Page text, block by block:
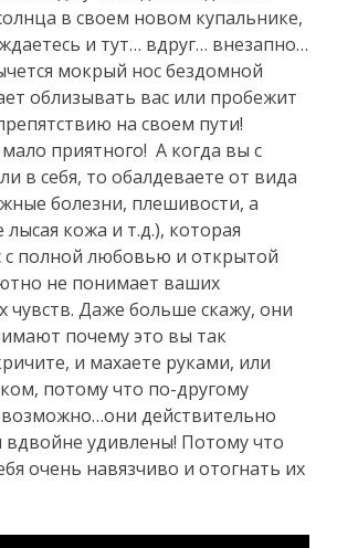
в своем новом купальнике,
и тут… вдруг… внезапно…
мокрый нос бездомной
облизывать вас или пробежит
на своем пути!
приятного! А когда вы с
в себя, то обалдеваете от вида
болезни, плешивости, а
кожа и т.д.), которая
с полной любовью и открытой
не понимает ваших
чувств. Даже больше скажу, они
почему это вы так
и махаете руками, или
потому что по-другому
действительно
удивлены! Потому что
очень навязчиво и отогнать их